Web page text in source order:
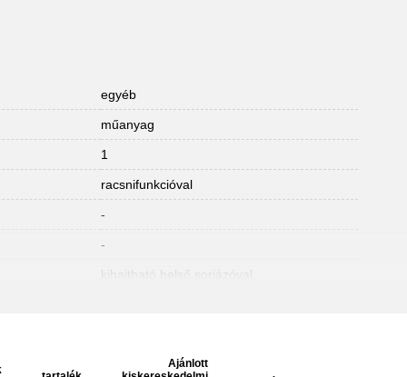
egyéb
műanyag
1
racsnifunkcióval
-
-
kihajtható belső sorjázóval
Ajánlott